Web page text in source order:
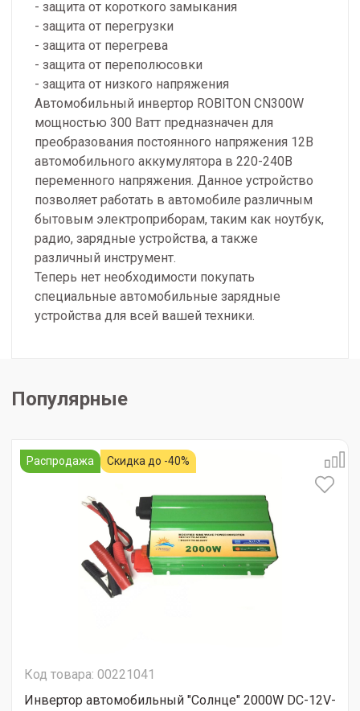
- защита от короткого замыкания
- защита от перегрузки
- защита от перегрева
- защита от переполюсовки
- защита от низкого напряжения
Автомобильный инвертор ROBITON CN300W
мощностью 300 Ватт предназначен для
преобразования постоянного напряжения 12В
автомобильного аккумулятора в 220-240В
переменного напряжения. Данное устройство
позволяет работать в автомобиле различным
бытовым электроприборам, таким как ноутбук,
радио, зарядные устройства, а также
различный инструмент.
Теперь нет необходимости покупать
специальные автомобильные зарядные
устройства для всей вашей техники.
Популярные
Распродажа Скидка до -40%
Код товара: 00221041
Инвертор автомобильный "Солнце" 2000W DC-12V-